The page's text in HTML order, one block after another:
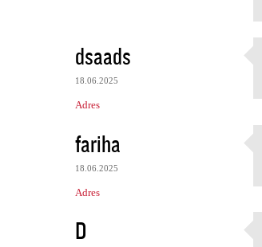
dsaads
18.06.2025
Adres
fariha
18.06.2025
Adres
D